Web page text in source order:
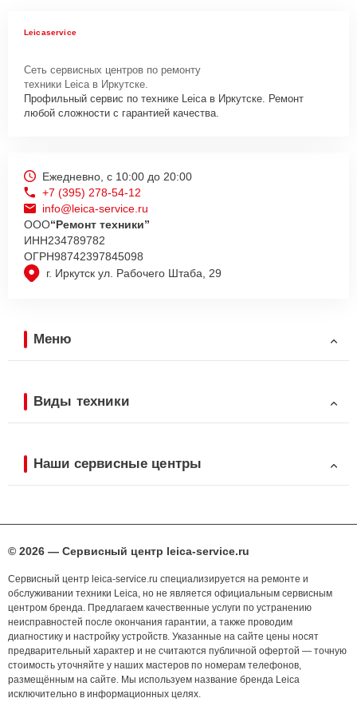
Leicaservice
Сеть сервисных центров по ремонту
техники Leica в Иркутске.
Профильный сервис по технике Leica в Иркутске. Ремонт
любой сложности с гарантией качества.
г. Иркутск ул. Рабочего Штаба, 29
Ежедневно, с 10:00 до 20:00
+7 (395) 278-54-12
info@leica-service.ru
ООО“Ремонт техники”
ИНН234789782
ОГРН98742397845098
Меню
Виды техники
Наши сервисные центры
© 2026 — Сервисный центр leica-service.ru
Сервисный центр leica-service.ru специализируется на ремонте и
обслуживании техники Leica, но не является официальным сервисным
центром бренда. Предлагаем качественные услуги по устранению
неисправностей после окончания гарантии, а также проводим
диагностику и настройку устройств. Указанные на сайте цены носят
предварительный характер и не считаются публичной офертой — точную
стоимость уточняйте у наших мастеров по номерам телефонов,
размещённым на сайте. Мы используем название бренда Leica
исключительно в информационных целях.